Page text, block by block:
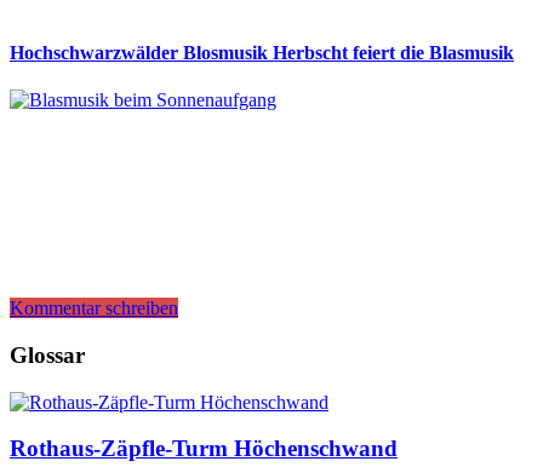
Hochschwarzwälder Blosmusik Herbscht feiert die Blasmusik
Kommentar schreiben
Glossar
Rothaus-Zäpfle-Turm Höchenschwand